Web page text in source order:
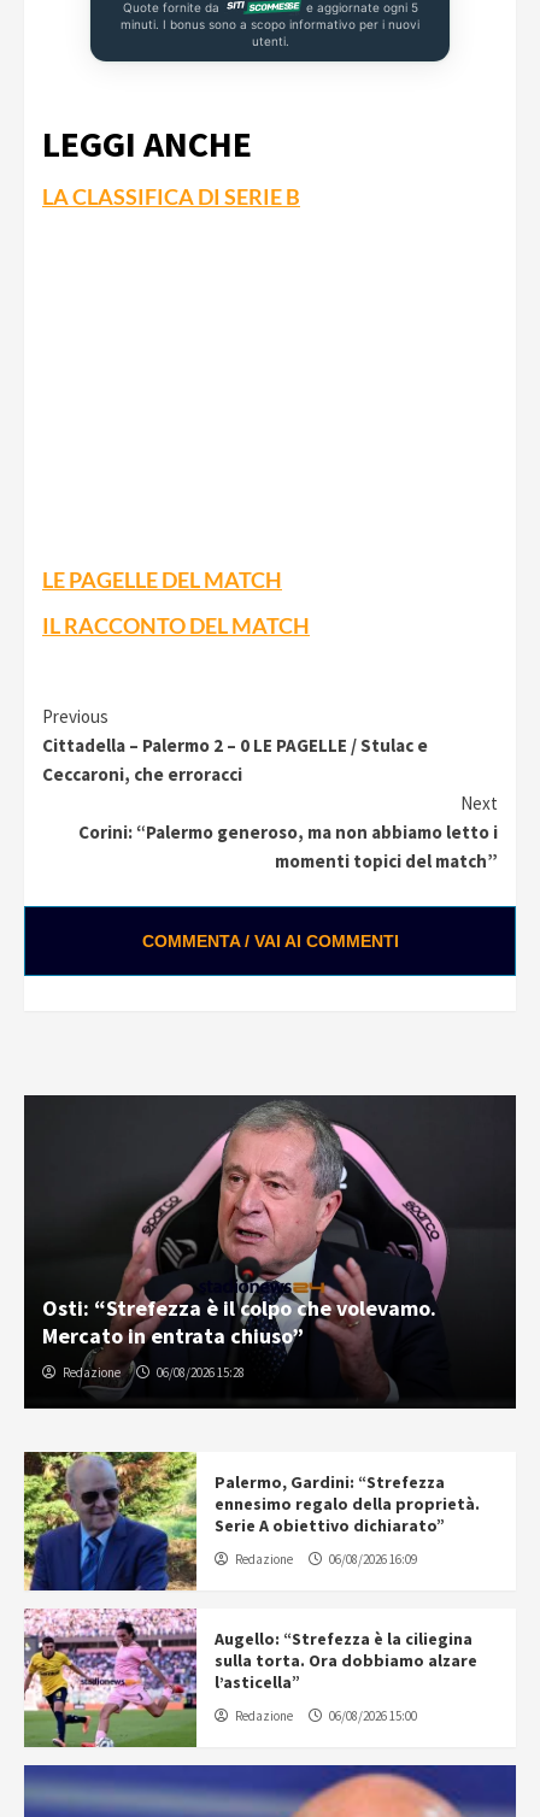
Quote fornite da
e aggiornate ogni 5
minuti. I bonus sono a scopo informativo per i nuovi
utenti.
LEGGI ANCHE
LA CLASSIFICA DI SERIE B
LE PAGELLE DEL MATCH
IL RACCONTO DEL MATCH
Continue
Reading
Previous
Cittadella – Palermo 2 – 0 LE PAGELLE / Stulac e
Ceccaroni, che erroracci
Next
Corini: “Palermo generoso, ma non abbiamo letto i
momenti topici del match”
COMMENTA / VAI AI COMMENTI
Osti: “Strefezza è il colpo che volevamo.
Mercato in entrata chiuso”
Redazione 06/08/2026 15:28
Palermo, Gardini: “Strefezza
ennesimo regalo della proprietà.
Serie A obiettivo dichiarato”
Redazione 06/08/2026 16:09
Augello: “Strefezza è la ciliegina
sulla torta. Ora dobbiamo alzare
l’asticella”
Redazione 06/08/2026 15:00